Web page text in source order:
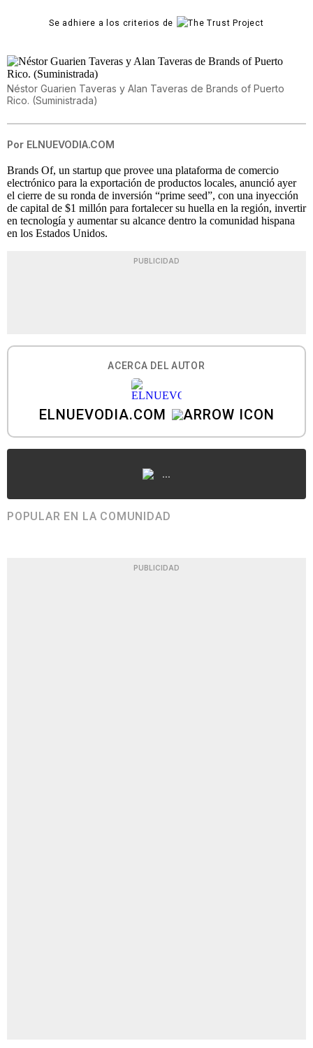
Se adhiere a los criterios de
Néstor Guarien Taveras y Alan Taveras de Brands of Puerto
Rico. (Suministrada)
Por ELNUEVODIA.COM
Brands Of, un startup que provee una plataforma de comercio
electrónico para la exportación de productos locales, anunció ayer
el cierre de su ronda de inversión “prime seed”, con una inyección
de capital de $1 millón para fortalecer su huella en la región, invertir
en tecnología y aumentar su alcance dentro la comunidad hispana
en los Estados Unidos.
PUBLICIDAD
ACERCA DEL AUTOR
ELNUEVODIA.COM
...
POPULAR EN LA COMUNIDAD
PUBLICIDAD